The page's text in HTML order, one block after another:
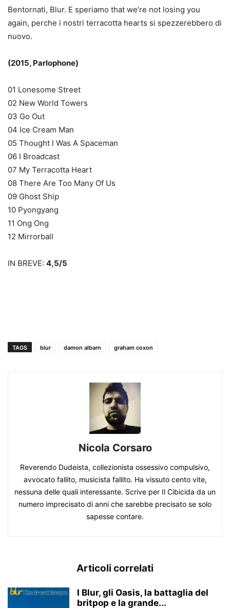
Bentornati, Blur. E speriamo that we’re not losing you
again, perche i nostri terracotta hearts si spezzerebbero di
nuovo.
(2015, Parlophone)
01 Lonesome Street
02 New World Towers
03 Go Out
04 Ice Cream Man
05 Thought I Was A Spaceman
06 I Broadcast
07 My Terracotta Heart
08 There Are Too Many Of Us
09 Ghost Ship
10 Pyongyang
11 Ong Ong
12 Mirrorball
IN BREVE: 4,5/5
TAGS blur damon albarn graham coxon
Nicola Corsaro
Reverendo Dudeista, collezionista ossessivo compulsivo,
avvocato fallito, musicista fallito. Ha vissuto cento vite,
nessuna delle quali interessante. Scrive per Il Cibicida da un
numero imprecisato di anni che sarebbe precisato se solo
sapesse contare.
Articoli correlati
I Blur, gli Oasis, la battaglia del
britpop e la grande...